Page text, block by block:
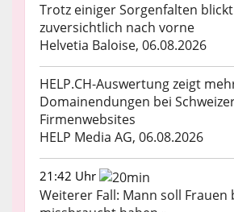
Trotz einiger Sorgenfalten
zuversichtlich nach vorne
Helvetia Baloise, 06.08.2026
HELP.CH-Auswertung zeigt
Domainendungen bei
Firmenwebsites
HELP Media AG, 06.08.2026
21:42 Uhr
Weiterer Fall: Mann soll